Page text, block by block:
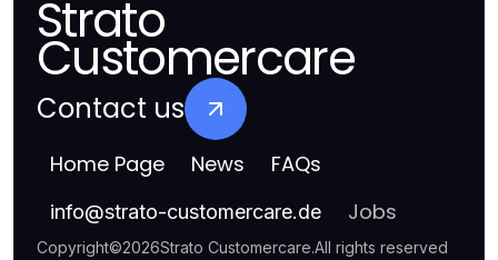
Strato
Customercare
Contact us
Home Page News FAQs
info@strato-customercare.de Jobs
Copyright©2026Strato Customercare.All rights reserved